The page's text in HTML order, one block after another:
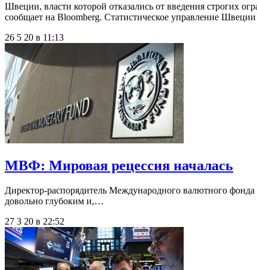
Швеции, власти которой отказались от введения строгих
сообщает на Bloomberg. Статистическое управление
26 5 20 в 11:13
МВФ: Мировая рецессия началась
Директор-распорядитель Международного валютного
довольно глубоким и,…
27 3 20 в 22:52